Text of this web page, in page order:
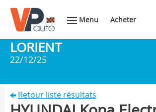
Menu Acheter
LORIENT
22/12/25
Retour liste résultats